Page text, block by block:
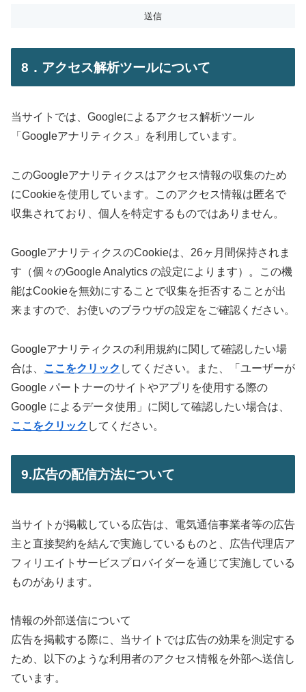
8．アクセス解析ツールについて
当サイトでは、Googleによるアクセス解析ツール
「Googleアナリティクス」を利用しています。
このGoogleアナリティクスはアクセス情報の収集のため
にCookieを使用しています。このアクセス情報は匿名で
収集されており、個人を特定するものではありません。
GoogleアナリティクスのCookieは、26ヶ月間保持されま
す（個々のGoogle Analytics の設定によります）。この機
能はCookieを無効にすることで収集を拒否することが出
来ますので、お使いのブラウザの設定をご確認ください。
Googleアナリティクスの利用規約に関して確認したい場
合は、
ここをクリック してください。また、「ユーザーが
Google パートナーのサイトやアプリを使用する際の
Google によるデータ使用」に関して確認したい場合は、
ここをクリック してください。
9.広告の配信方法について
当サイトが掲載している広告は、電気通信事業者等の広告
主と直接契約を結んで実施しているものと、広告代理店ア
フィリエイトサービスプロバイダーを通じて実施している
ものがあります。
情報の外部送信について
広告を掲載する際に、当サイトでは広告の効果を測定する
ため、以下のような利用者のアクセス情報を外部へ送信し
ています。